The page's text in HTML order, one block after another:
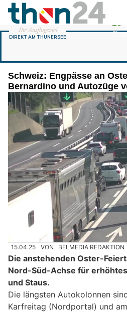
Schweiz: Engpässe an
Bernardino und Autozüge
15.04.25 VON BELMEDIA REDAKTION
Die anstehenden Oster-
Nord-Süd-Achse für
und Staus.
Die längsten Autokolonnen
Karfreitag (Nordportal) und